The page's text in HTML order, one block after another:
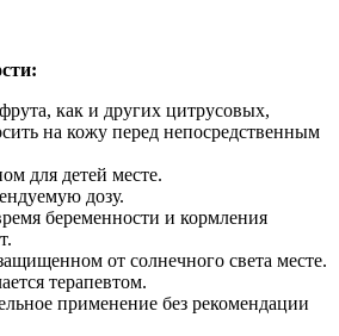
как и других цитрусовых,
на кожу перед непосредственным
для детей месте.
дозу.
беременности и кормления
от солнечного света месте.
терапевтом.
применение без рекомендации